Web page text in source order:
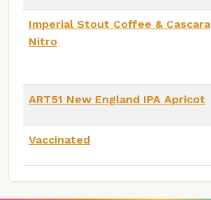
Imperial Stout Coffee & Cascara
Nitro
ART51 New England IPA Apricot
Vaccinated